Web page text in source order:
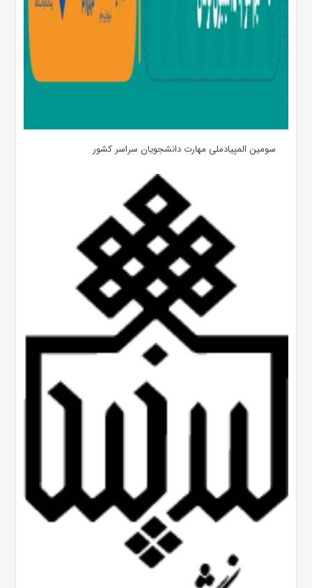
سومین المپیادملی مهارت دانشجویان سراسر کشور